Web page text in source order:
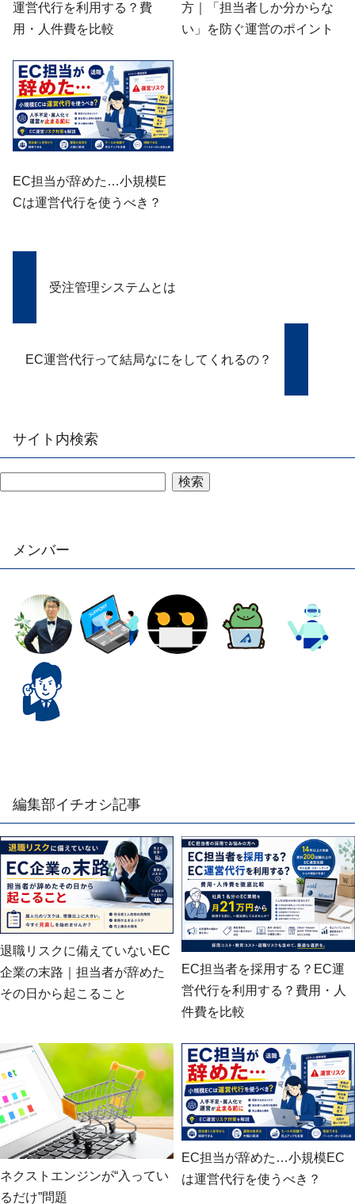
運営代行を利用する？費
用・人件費を比較
方｜「担当者しか分からな
い」を防ぐ運営のポイント
EC担当が辞めた…小規模E
Cは運営代行を使うべき？
受注管理システムとは
EC運営代行って結局なにをしてくれるの？
サイト内検索
検索
メンバー
編集部イチオシ記事
退職リスクに備えていないEC
企業の末路｜担当者が辞めた
その日から起こること
EC担当者を採用する？EC運
営代行を利用する？費用・人
件費を比較
ネクストエンジンが“入ってい
るだけ”問題
EC担当が辞めた…小規模EC
は運営代行を使うべき？